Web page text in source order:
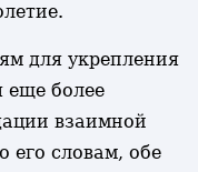
для укрепления
еще более
взаимной
его словам, обе